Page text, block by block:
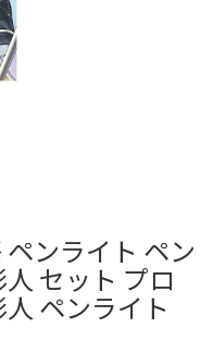
ンライト ペン
セット プロ
ペンライト